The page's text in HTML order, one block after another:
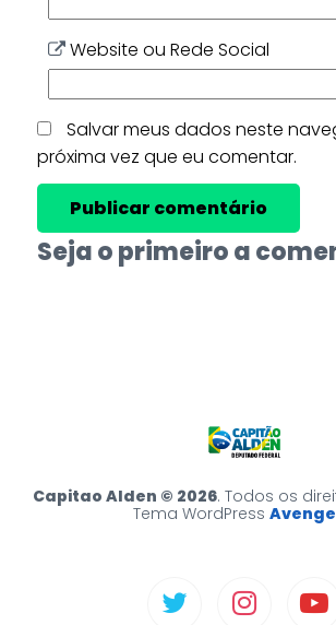
Website ou Rede Social
Salvar meus dados neste
próxima vez que eu comentar.
Seja o primeiro a
Capitao Alden © 2026. Todos os
Tema WordPress